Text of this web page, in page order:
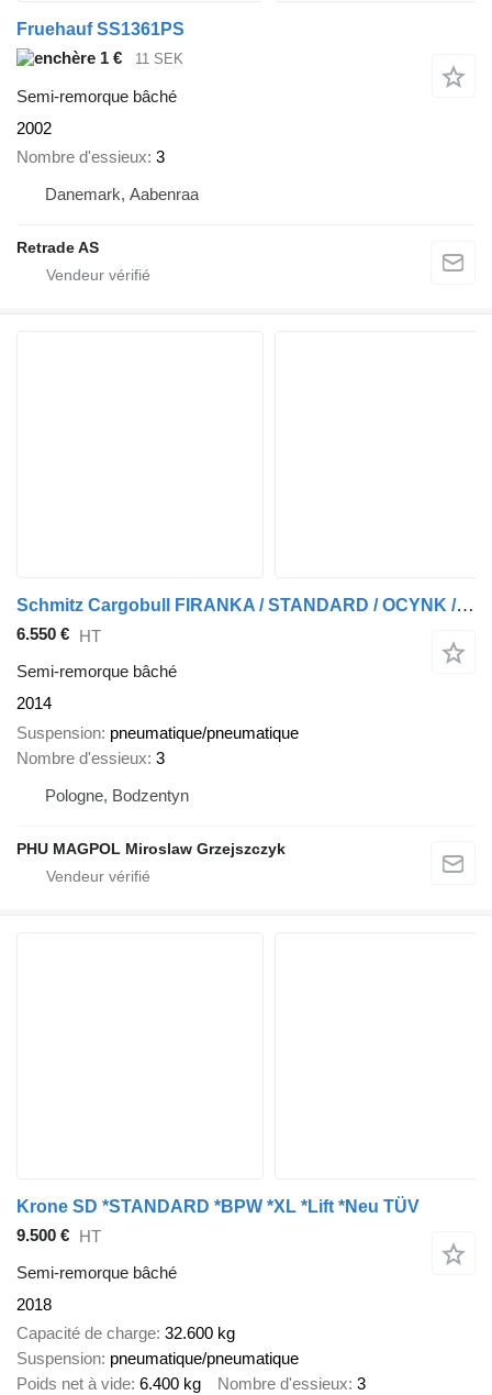
Fruehauf SS1361PS
1 €
11 SEK
Semi-remorque bâché
2002
Nombre d'essieux 3
Danemark, Aabenraa
Retrade AS
Schmitz Cargobull FIRANKA / STANDARD / OCYNK / OSIE SCHMITZ
6.550 € HT
Semi-remorque bâché
2014
Suspension pneumatique/pneumatique
Nombre d'essieux 3
Pologne, Bodzentyn
PHU MAGPOL Miroslaw Grzejszczyk
Krone SD *STANDARD *BPW *XL *Lift *Neu TÜV
9.500 € HT
Semi-remorque bâché
2018
Capacité de charge 32.600 kg
Suspension pneumatique/pneumatique
Poids net à vide 6.400 kg Nombre d'essieux 3